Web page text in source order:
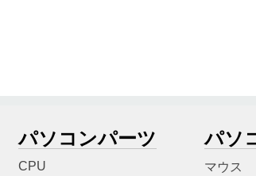
パソコンパーツ
CPU
パソ
マウス